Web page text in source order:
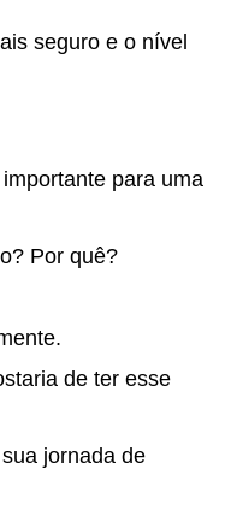
seguro e o nível
para uma
Por quê?
de ter esse
jornada de